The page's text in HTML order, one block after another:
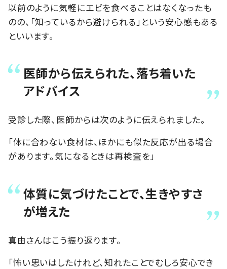
以前のように気軽にエビを食べることはなくなったも
のの、「知っているから避けられる」という安心感もある
といいます。
医師から伝えられた、落ち着いた
アドバイス
受診した際、医師からは次のように伝えられました。
「体に合わない食材は、ほかにも似た反応が出る場合
があります。気になるときは再検査を」
体質に気づけたことで、生きやすさ
が増えた
真由さんはこう振り返ります。
「怖い思いはしたけれど、知れたことでむしろ安心でき